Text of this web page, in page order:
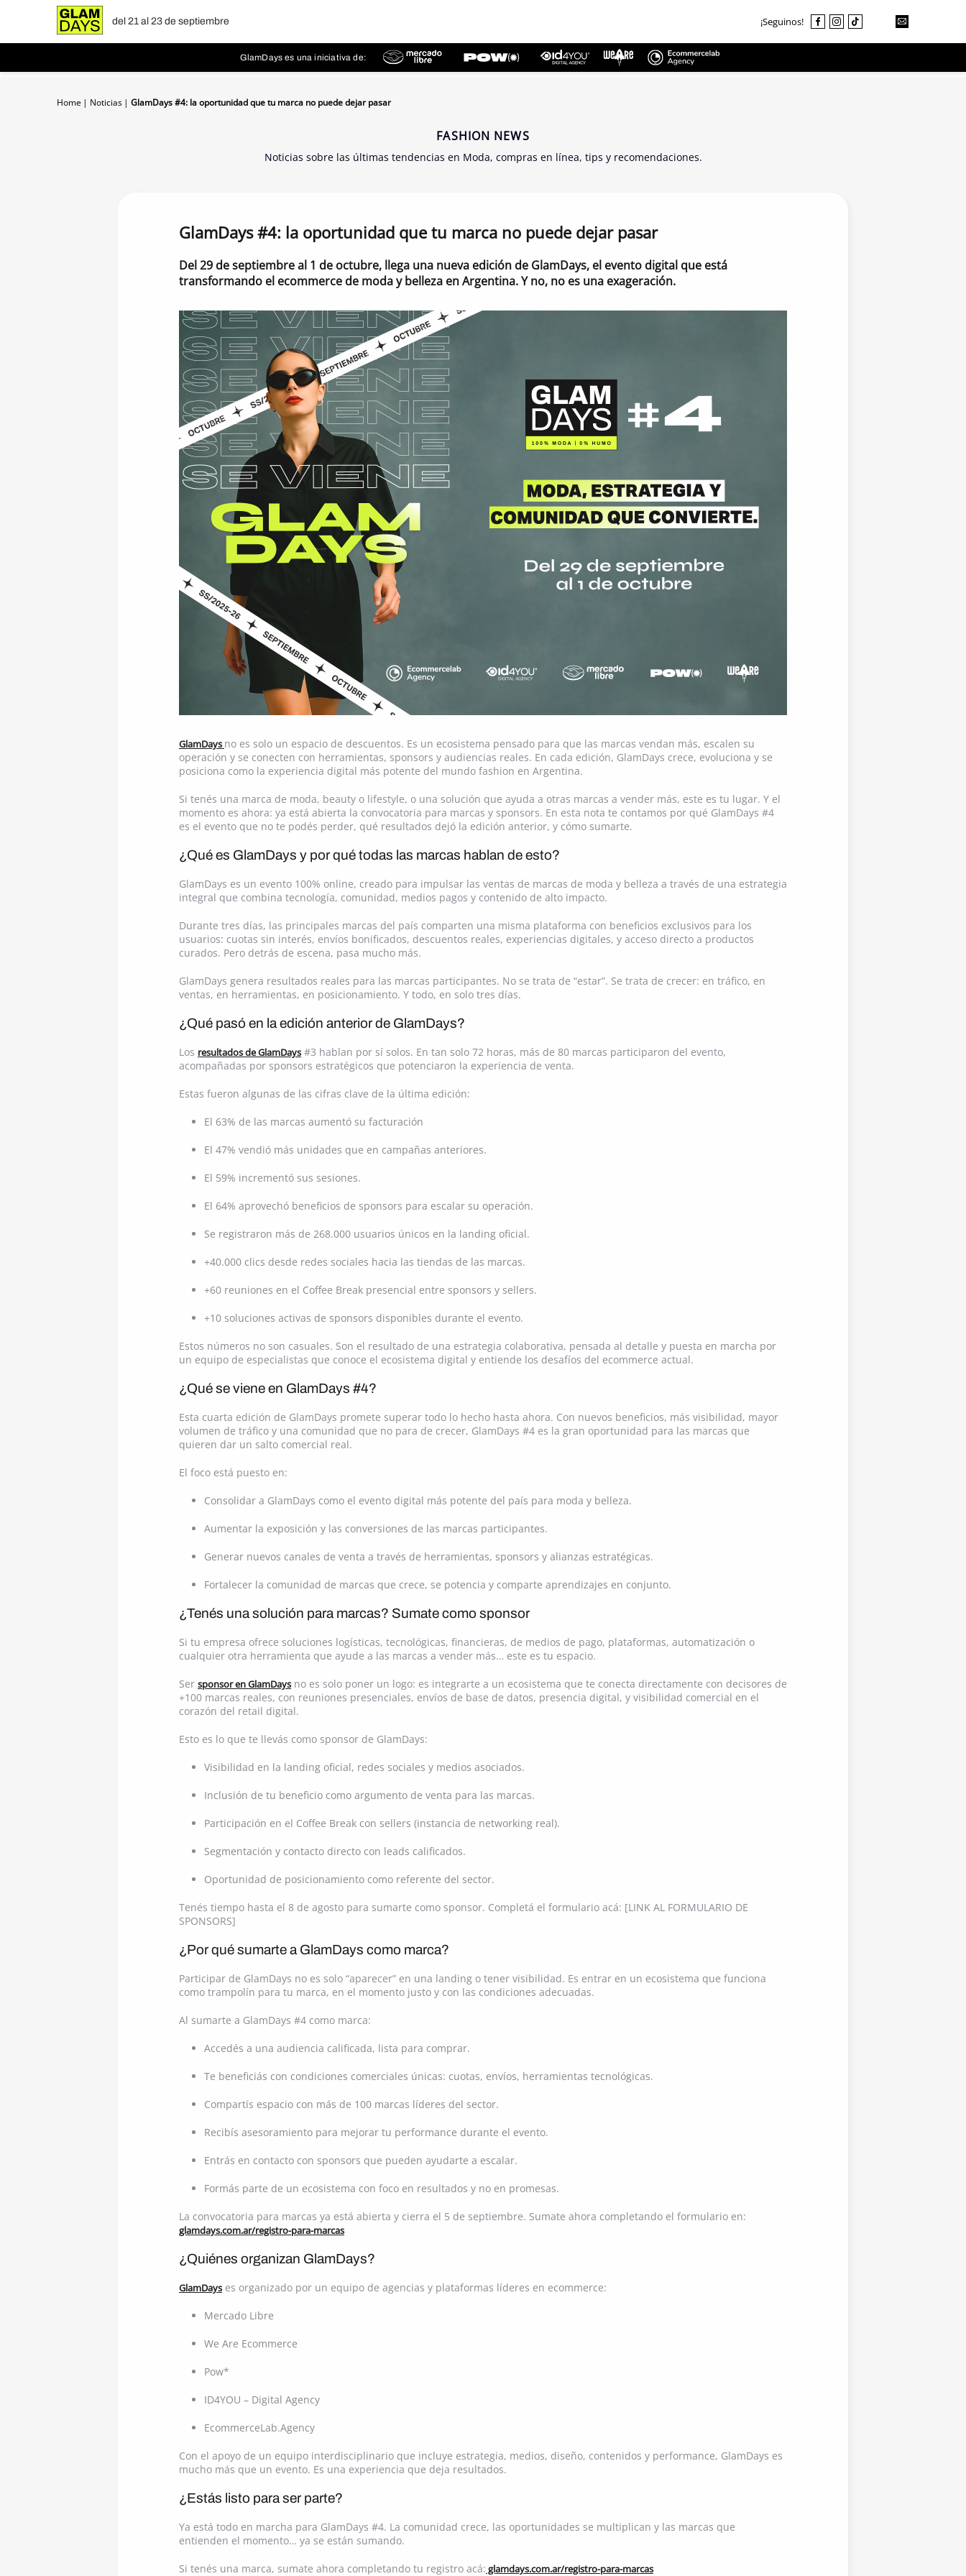
del 21 al 23 de septiembre ¡Seguinos!
GlamDays es una iniciativa de:
Home Noticias GlamDays #4: la oportunidad que tu marca no puede dejar pasar
FASHION NEWS
Noticias sobre las últimas tendencias en Moda, compras en línea, tips y recomendaciones.
GlamDays #4: la oportunidad que tu marca no puede dejar pasar
Del 29 de septiembre al 1 de octubre, llega una nueva edición de GlamDays, el evento digital que está
transformando el ecommerce de moda y belleza en Argentina. Y no, no es una exageración.
GlamDays no es solo un espacio de descuentos. Es un ecosistema pensado para que las marcas vendan más, escalen su
operación y se conecten con herramientas, sponsors y audiencias reales. En cada edición, GlamDays crece, evoluciona y se
posiciona como la experiencia digital más potente del mundo fashion en Argentina.
Si tenés una marca de moda, beauty o lifestyle, o una solución que ayuda a otras marcas a vender más, este es tu lugar. Y el
momento es ahora: ya está abierta la convocatoria para marcas y sponsors. En esta nota te contamos por qué GlamDays #4
es el evento que no te podés perder, qué resultados dejó la edición anterior, y cómo sumarte.
¿Qué es GlamDays y por qué todas las marcas hablan de esto?
GlamDays es un evento 100% online, creado para impulsar las ventas de marcas de moda y belleza a través de una estrategia
integral que combina tecnología, comunidad, medios pagos y contenido de alto impacto.
Durante tres días, las principales marcas del país comparten una misma plataforma con beneficios exclusivos para los
usuarios: cuotas sin interés, envíos bonificados, descuentos reales, experiencias digitales, y acceso directo a productos
curados. Pero detrás de escena, pasa mucho más.
GlamDays genera resultados reales para las marcas participantes. No se trata de “estar”. Se trata de crecer: en tráfico, en
ventas, en herramientas, en posicionamiento. Y todo, en solo tres días.
¿Qué pasó en la edición anterior de GlamDays?
Los resultados de GlamDays #3 hablan por sí solos. En tan solo 72 horas, más de 80 marcas participaron del evento,
acompañadas por sponsors estratégicos que potenciaron la experiencia de venta.
Estas fueron algunas de las cifras clave de la última edición:
El 63% de las marcas aumentó su facturación
El 47% vendió más unidades que en campañas anteriores.
El 59% incrementó sus sesiones.
El 64% aprovechó beneficios de sponsors para escalar su operación.
Se registraron más de 268.000 usuarios únicos en la landing oficial.
+40.000 clics desde redes sociales hacia las tiendas de las marcas.
+60 reuniones en el Coffee Break presencial entre sponsors y sellers.
+10 soluciones activas de sponsors disponibles durante el evento.
Estos números no son casuales. Son el resultado de una estrategia colaborativa, pensada al detalle y puesta en marcha por
un equipo de especialistas que conoce el ecosistema digital y entiende los desafíos del ecommerce actual.
¿Qué se viene en GlamDays #4?
Esta cuarta edición de GlamDays promete superar todo lo hecho hasta ahora. Con nuevos beneficios, más visibilidad, mayor
volumen de tráfico y una comunidad que no para de crecer, GlamDays #4 es la gran oportunidad para las marcas que
quieren dar un salto comercial real.
El foco está puesto en:
Consolidar a GlamDays como el evento digital más potente del país para moda y belleza.
Aumentar la exposición y las conversiones de las marcas participantes.
Generar nuevos canales de venta a través de herramientas, sponsors y alianzas estratégicas.
Fortalecer la comunidad de marcas que crece, se potencia y comparte aprendizajes en conjunto.
¿Tenés una solución para marcas? Sumate como sponsor
Si tu empresa ofrece soluciones logísticas, tecnológicas, financieras, de medios de pago, plataformas, automatización o
cualquier otra herramienta que ayude a las marcas a vender más… este es tu espacio.
Ser sponsor en GlamDays no es solo poner un logo: es integrarte a un ecosistema que te conecta directamente con decisores de
+100 marcas reales, con reuniones presenciales, envíos de base de datos, presencia digital, y visibilidad comercial en el
corazón del retail digital.
Esto es lo que te llevás como sponsor de GlamDays:
Visibilidad en la landing oficial, redes sociales y medios asociados.
Inclusión de tu beneficio como argumento de venta para las marcas.
Participación en el Coffee Break con sellers (instancia de networking real).
Segmentación y contacto directo con leads calificados.
Oportunidad de posicionamiento como referente del sector.
Tenés tiempo hasta el 8 de agosto para sumarte como sponsor. Completá el formulario acá: [LINK AL FORMULARIO DE
SPONSORS]
¿Por qué sumarte a GlamDays como marca?
Participar de GlamDays no es solo “aparecer” en una landing o tener visibilidad. Es entrar en un ecosistema que funciona
como trampolín para tu marca, en el momento justo y con las condiciones adecuadas.
Al sumarte a GlamDays #4 como marca:
Accedés a una audiencia calificada, lista para comprar.
Te beneficiás con condiciones comerciales únicas: cuotas, envíos, herramientas tecnológicas.
Compartís espacio con más de 100 marcas líderes del sector.
Recibís asesoramiento para mejorar tu performance durante el evento.
Entrás en contacto con sponsors que pueden ayudarte a escalar.
Formás parte de un ecosistema con foco en resultados y no en promesas.
La convocatoria para marcas ya está abierta y cierra el 5 de septiembre. Sumate ahora completando el formulario en:
glamdays.com.ar/registro-para-marcas
¿Quiénes organizan GlamDays?
GlamDays es organizado por un equipo de agencias y plataformas líderes en ecommerce:
Mercado Libre
We Are Ecommerce
Pow*
ID4YOU – Digital Agency
EcommerceLab.Agency
Con el apoyo de un equipo interdisciplinario que incluye estrategia, medios, diseño, contenidos y performance, GlamDays es
mucho más que un evento. Es una experiencia que deja resultados.
¿Estás listo para ser parte?
Ya está todo en marcha para GlamDays #4. La comunidad crece, las oportunidades se multiplican y las marcas que
entienden el momento… ya se están sumando.
Si tenés una marca, sumate ahora completando tu registro acá: glamdays.com.ar/registro-para-marcas